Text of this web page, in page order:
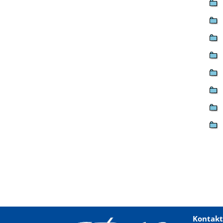
Kontakt